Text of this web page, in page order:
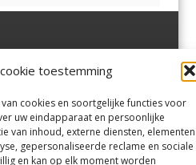
toestemming
cookies en soortgelijke functies voor
uw eindapparaat en persoonlijke
van inhoud, externe diensten, elementen
gepersonaliseerde reclame en sociale
en kan op elk moment worden
Velserbroek,Velsen-Zuid,
Zuid,Driehuisen
Spaarnwoude.